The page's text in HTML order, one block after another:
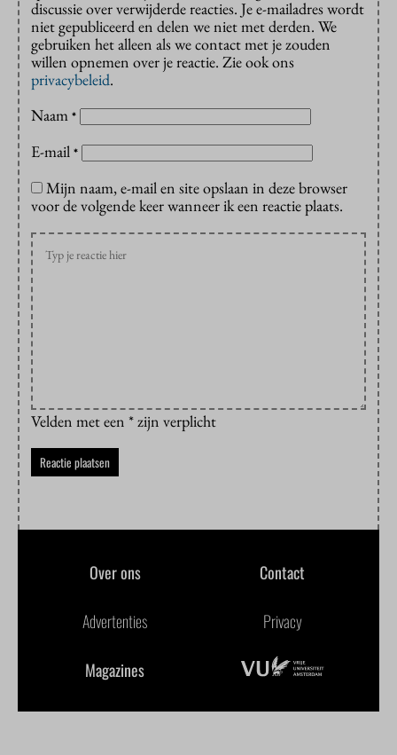
discussie over verwijderde reacties. Je e-mailadres wordt
niet gepubliceerd en delen we niet met derden. We
gebruiken het alleen als we contact met je zouden
willen opnemen over je reactie. Zie ook ons
privacybeleid.
Naam *
E-mail *
Mijn naam, e-mail en site opslaan in deze browser
voor de volgende keer wanneer ik een reactie plaats.
Velden met een * zijn verplicht
Over ons Contact
Advertenties Privacy
Magazines